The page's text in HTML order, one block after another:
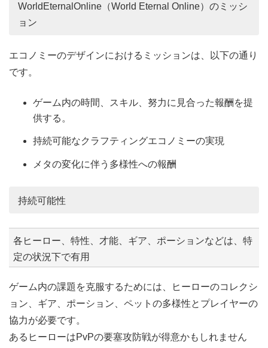
WorldEternalOnline（World Eternal Online）のミッシ
ョン
エコノミーのデザインにおけるミッションは、以下の通り
です。
ゲーム内の時間、スキル、努力に見合った報酬を提
供する。
持続可能なクラフティングエコノミーの実現
メタの変化に伴う多様性への報酬
持続可能性
各ヒーロー、特性、才能、ギア、ポーションなどは、特
定の状況下で有用
ゲーム内の課題を克服するためには、ヒーローのコレクシ
ョン、ギア、ポーション、ペットの多様性とプレイヤーの
協力が必要です。
あるヒーローはPvPの要塞攻防戦が得意かもしれません